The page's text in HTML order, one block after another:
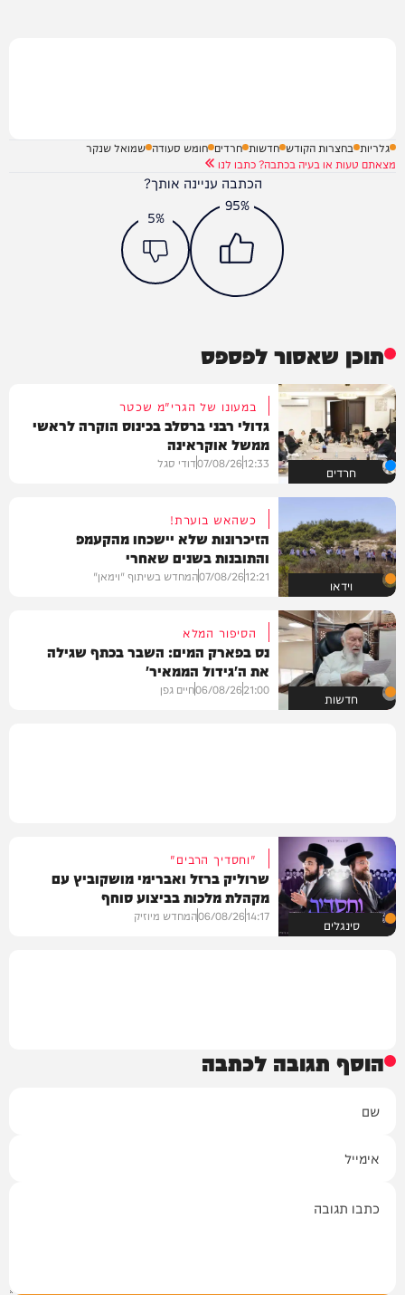
גלריות בחצרות הקודש חדשות חרדים חומש סעודה שמואל שנקר
מצאתם טעות או בעיה בכתבה? כתבו לנו
הכתבה עניינה אותך?
95%
5%
תוכן שאסור לפספס
חרדים
במעונו של הגרי"מ שכטר
גדולי רבני ברסלב בכינוס הוקרה לראשי
ממשל אוקראינה
12:33
07/08/26דודי סגל
וידאו
כשהאש בוערת!
הזיכרונות שלא יישכחו מהקעמפ
והתובנות בשנים שאחרי
12:21
07/08/26המחדש בשיתוף "וימאן"
חדשות
הסיפור המלא
נס בפארק המים: השבר בכתף שגילה
את ה'גידול הממאיר'
21:00
06/08/26חיים גפן
סינגלים
"וחסדיך הרבים"
שרוליק ברזל ואברימי מושקוביץ עם
מקהלת מלכות בביצוע סוחף
14:17
06/08/26המחדש מיוזיק
הוסף תגובה לכתבה